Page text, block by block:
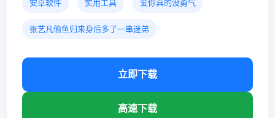
安卓软件 实用工具 爱你真的没勇气
张艺凡偷鱼归来身后多了一串迷弟
立即下载
高速下载